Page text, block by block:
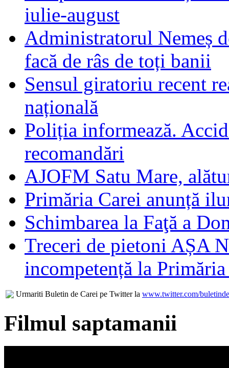
iulie-august
Administratorul Nemeș
facă de râs de toți banii
Sensul giratoriu recent
națională
Poliția informează.
recomandări
AJOFM Satu Mare,
Primăria Carei anunță
Schimbarea la Faţă a
Treceri de pietoni AȘA
incompetență la
Urmariti Buletin de Carei pe Twitter la www.twitter.com/
Filmul saptamanii